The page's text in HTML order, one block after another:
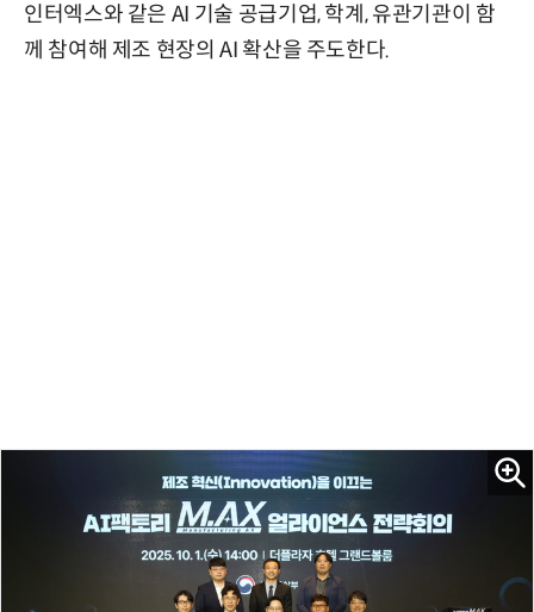
인터엑스와 같은 AI 기술 공급기업, 학계, 유관기관이 함
께 참여해 제조 현장의 AI 확산을 주도한다.